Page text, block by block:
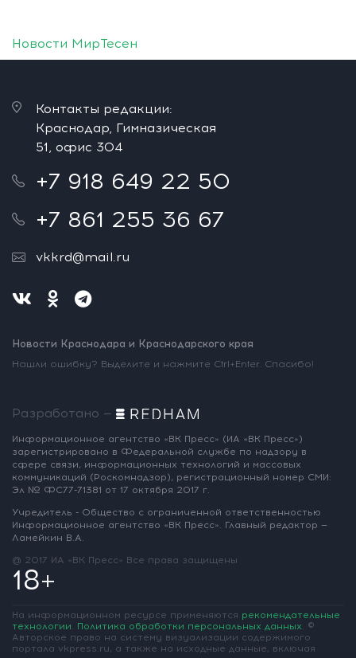
Новости МирТесен
Контакты редакции:
Краснодар, Гимназическая
51, офис 304
+7 918 649 22 50
+7 861 255 36 67
vkkrd@mail.ru
Новости Краснодара и Краснодарского края
Нашли ошибку? Выделите и нажмите Ctrl+Enter. Спасибо!
Разработано —
Информационное агентство «ВК Пресс» (ИА «ВК Пресс»)
зарегистрировано в Федеральной службе по надзору в
сфере связи, информационных технологий и массовых
коммуникаций (Роскомнадзор), регистрационный номер СМИ:
Эл № ФС77-71381 от 17 октября 2017 г.
Учредитель - Общество с ограниченной ответственностью
Информационное агентство «ВК Пресс». Главный редактор —
Ламейкин В.А.
@ 2017 ИА «ВК Пресс» Все права защищены
18+
На информационном ресурсе применяются рекомендательные
технологии. Политика обработки персональных данных. ©
Авторское право на систему визуализации содержимого
портала vkpress.ru, а также на исходные данные, включая